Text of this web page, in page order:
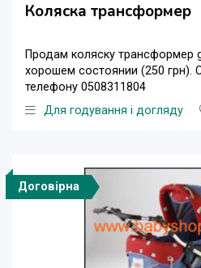
Коляска трансформер
Продам коляску трансформер
хорошем состоянии (250 грн).
телефону 0508311804
Для годування і догляду
Договірна